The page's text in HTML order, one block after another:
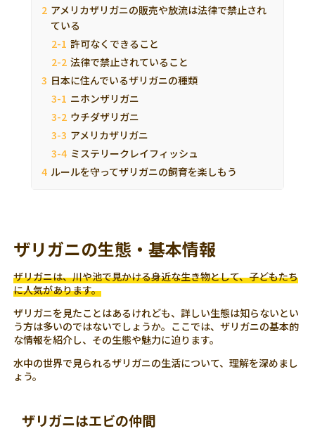
アメリカザリガニの販売や放流は法律で禁止され
ている
許可なくできること
法律で禁止されていること
日本に住んでいるザリガニの種類
ニホンザリガニ
ウチダザリガニ
アメリカザリガニ
ミステリークレイフィッシュ
ルールを守ってザリガニの飼育を楽しもう
ザリガニの生態・基本情報
ザリガニは、川や池で見かける身近な生き物として、子どもたち
に人気があります。
ザリガニを見たことはあるけれども、詳しい生態は知らないとい
う方は多いのではないでしょうか。ここでは、ザリガニの基本的
な情報を紹介し、その生態や魅力に迫ります。
水中の世界で見られるザリガニの生活について、理解を深めまし
ょう。
ザリガニはエビの仲間